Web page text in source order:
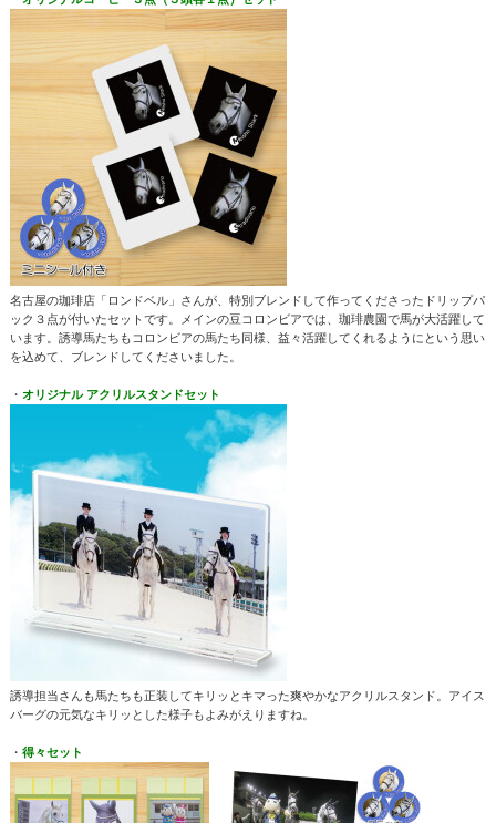
名古屋の珈琲店「ロンドベル」さんが、特別ブレンドして作ってくださったドリップパ
ック３点が付いたセットです。メインの豆コロンビアでは、珈琲農園で馬が大活躍して
います。誘導馬たちもコロンビアの馬たち同様、益々活躍してくれるようにという思い
を込めて、ブレンドしてくださいました。
・ オリジナル アクリルスタンドセット
誘導担当さんも馬たちも正装してキリッとキマった爽やかなアクリルスタンド。アイス
バーグの元気なキリッとした様子もよみがえりますね。
・ 得々セット